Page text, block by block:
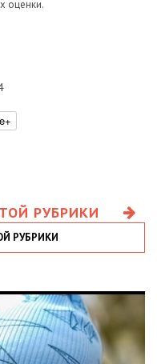
оценки.
РУБРИКИ
РУБРИКИ